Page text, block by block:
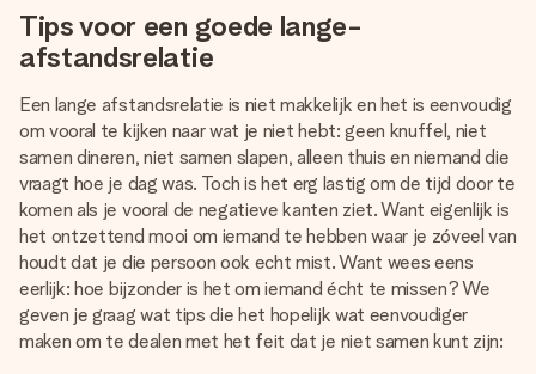
Tips voor een goede lange-
afstandsrelatie
Een lange afstandsrelatie is niet makkelijk en het is eenvoudig
om vooral te kijken naar wat je niet hebt: geen knuffel, niet
samen dineren, niet samen slapen, alleen thuis en niemand die
vraagt hoe je dag was. Toch is het erg lastig om de tijd door te
komen als je vooral de negatieve kanten ziet. Want eigenlijk is
het ontzettend mooi om iemand te hebben waar je zóveel van
houdt dat je die persoon ook echt mist. Want wees eens
eerlijk: hoe bijzonder is het om iemand écht te missen? We
geven je graag wat tips die het hopelijk wat eenvoudiger
maken om te dealen met het feit dat je niet samen kunt zijn: